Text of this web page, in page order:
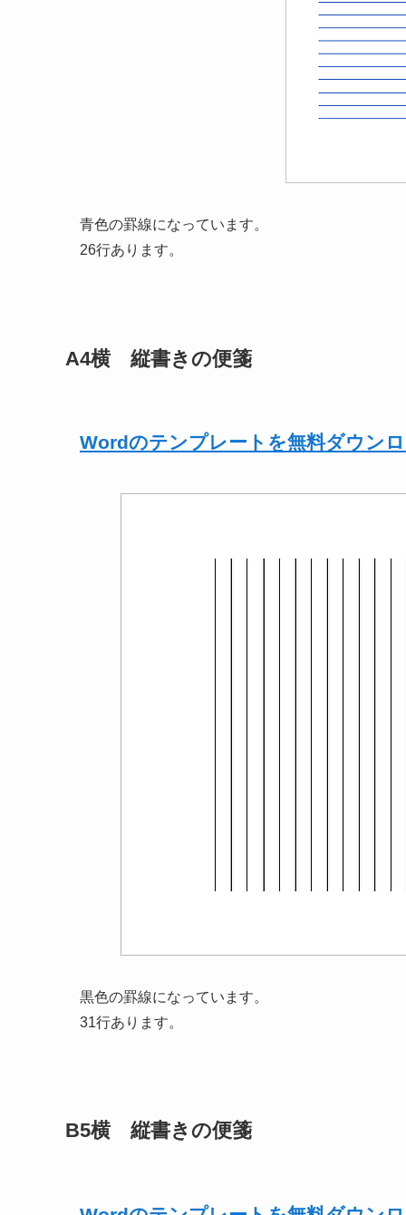
青色の罫線になっています。
26行あります。
A4横 縦書きの便箋
Wordのテンプレートを無料ダウン
黒色の罫線になっています。
31行あります。
B5横 縦書きの便箋